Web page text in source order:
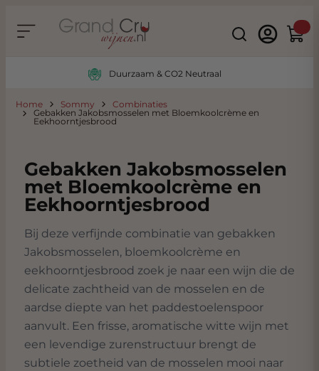
Search
Duurzaam & CO2 Neutraal
Home Sommy
Combinaties
Gebakken Jakobsmosselen met Bloemkoolcrème en
Eekhoorntjesbrood
Gebakken Jakobsmosselen
met Bloemkoolcrème en
Eekhoorntjesbrood
Bij deze verfijnde combinatie van gebakken
Jakobsmosselen, bloemkoolcrème en
eekhoorntjesbrood zoek je naar een wijn die de
delicate zachtheid van de mosselen en de
aardse diepte van het paddestoelenspoor
aanvult. Een frisse, aromatische witte wijn met
een levendige zurenstructuur brengt de
subtiele zoetheid van de mosselen mooi naar